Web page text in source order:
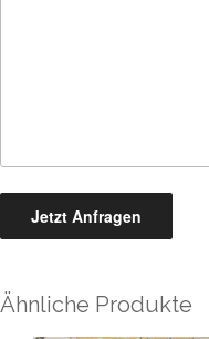
Ähnliche Produkte